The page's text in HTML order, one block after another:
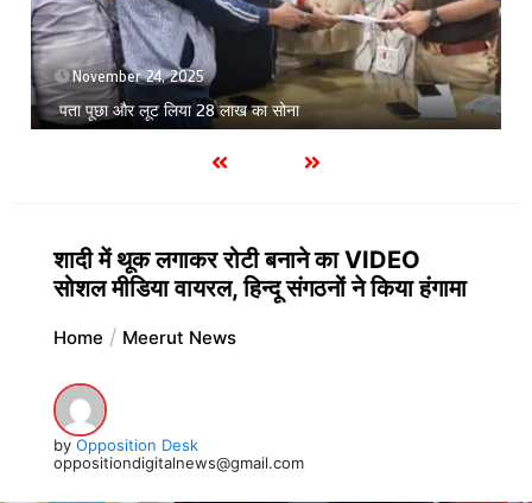
November 24, 2025
पता पूछा और लूट लिया 28 लाख का सोना
शादी में थूक लगाकर रोटी बनाने का VIDEO
सोशल मीडिया वायरल, हिन्दू संगठनों ने किया हंगामा
Home Meerut News
by Opposition Desk
oppositiondigitalnews@gmail.com